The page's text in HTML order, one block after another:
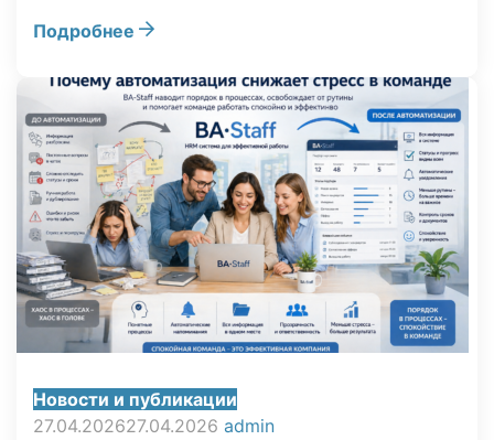
Подробнее
Новости и публикации
27.04.202627.04.2026 admin